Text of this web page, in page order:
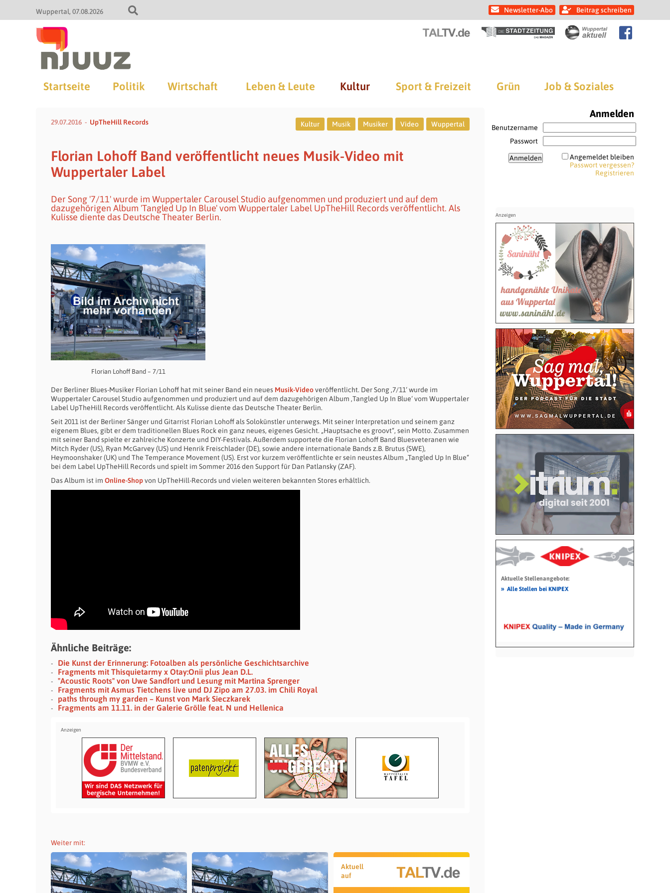
Wuppertal 07.08.2026 Newsletter-Abo Beitrag schreiben
Startseite Politik Wirtschaft Leben & Leute Kultur Sport & Freizeit Grün Job & Soziales
29.07.2016 UpTheHill Records Kultur Musik Musiker Video Wuppertal
Florian Lohoff Band veröffentlicht neues Musik-Video mit
Wuppertaler Label
Der Song '7/11' wurde im Wuppertaler Carousel Studio aufgenommen und produziert und auf dem
dazugehörigen Album 'Tangled Up In Blue' vom Wuppertaler Label UpTheHill Records veröffentlicht. Als
Kulisse diente das Deutsche Theater Berlin.
Florian Lohoff Band – 7/11
Der Berliner Blues-Musiker Florian Lohoff hat mit seiner Band ein neues Musik-Videoveröffentlicht. Der Song ‚7/11‘ wurde im
Wuppertaler Carousel Studio aufgenommen und produziert und auf dem dazugehörigen Album ‚Tangled Up In Blue‘ vom Wuppertaler
Label UpTheHill Records veröffentlicht. Als Kulisse diente das Deutsche Theater Berlin.
Seit 2011 ist der Berliner Sänger und Gitarrist Florian Lohoff als Solokünstler unterwegs. Mit seiner Interpretation und seinem ganz
eigenem Blues, gibt er dem traditionellen Blues Rock ein ganz neues, eigenes Gesicht. „Hauptsache es groovt“, sein Motto. Zusammen
mit seiner Band spielte er zahlreiche Konzerte und DIY-Festivals. Außerdem supportete die Florian Lohoff Band Bluesveteranen wie
Mitch Ryder (US), Ryan McGarvey (US) und Henrik Freischlader (DE), sowie andere internationale Bands z.B. Brutus (SWE),
Heymoonshaker (UK) und The Temperance Movement (US). Erst vor kurzem veröffentlichte er sein neustes Album „Tangled Up In Blue“
bei dem Label UpTheHill Records und spielt im Sommer 2016 den Support für Dan Patlansky (ZAF).
Das Album ist im Online-Shopvon UpTheHill-Records und vielen weiteren bekannten Stores erhältlich.
Ähnliche Beiträge:
Die Kunst der Erinnerung: Fotoalben als persönliche Geschichtsarchive
Fragments mit Thisquietarmy x Otay:Onii plus Jean D.L.
"Acoustic Roots" von Uwe Sandfort und Lesung mit Martina Sprenger
Fragments mit Asmus Tietchens live und DJ Zipo am 27.03. im Chili Royal
paths through my garden – Kunst von Mark Sieczkarek
Fragments am 11.11. in der Galerie Grölle feat. N und Hellenica
Weiter mit:
Aktuell
auf
Anmelden
Benutzername
Passwort
Angemeldet bleiben
Passwort vergessen?
Registrieren
Aktuelle Stellenangebote:
» Alle Stellen bei KNIPEX